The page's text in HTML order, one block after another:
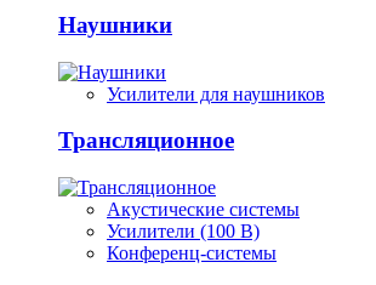
Наушники
Усилители для наушников
Трансляционное
Акустические системы
Усилители (100 В)
Конференц-системы